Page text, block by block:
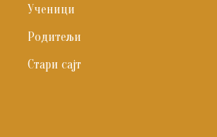
Ученици
Родитељи
Стари сајт